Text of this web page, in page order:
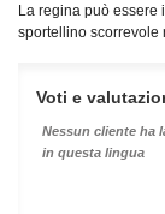
La regina può essere
sportellino scorrevole
Voti e
Nessun cliente ha
in questa lingua